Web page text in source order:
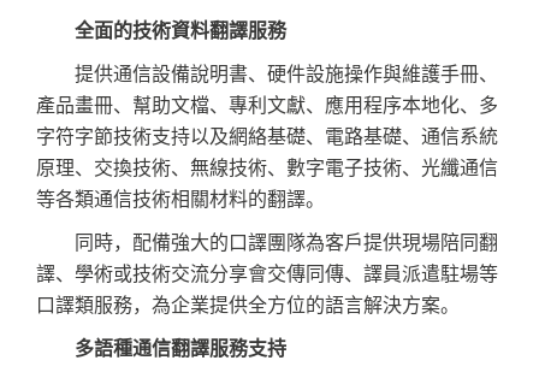
全面的技術資料翻譯服務
提供通信設備說明書、硬件設施操作與維護手冊、
產品畫冊、幫助文檔、專利文獻、應用程序本地化、多
字符字節技術支持以及網絡基礎、電路基礎、通信系統
原理、交換技術、無線技術、數字電子技術、光纖通信
等各類通信技術相關材料的翻譯。
同時，配備強大的口譯團隊為客戶提供現場陪同翻
譯、學術或技術交流分享會交傳同傳、譯員派遣駐場等
口譯類服務，為企業提供全方位的語言解決方案。
多語種通信翻譯服務支持